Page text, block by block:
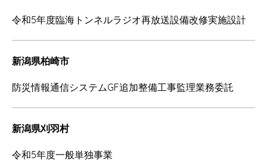
令和5年度臨海トンネルラジオ再放送設備改修実施設計
新潟県柏崎市
防災情報通信システムGF追加整備工事監理業務委託
新潟県刈羽村
令和5年度一般単独事業